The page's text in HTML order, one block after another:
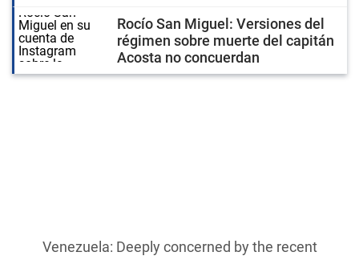
Rocío San Miguel: Versiones del
régimen sobre muerte del capitán
Acosta no concuerdan
Venezuela: Deeply concerned by the recent